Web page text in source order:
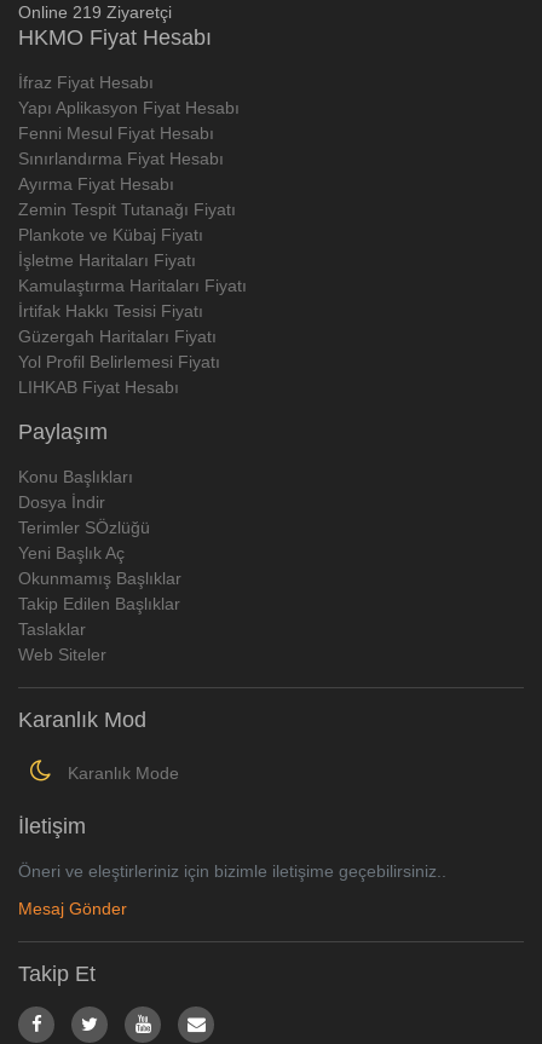
Online 219 Ziyaretçi
HKMO Fiyat Hesabı
İfraz Fiyat Hesabı
Yapı Aplikasyon Fiyat Hesabı
Fenni Mesul Fiyat Hesabı
Sınırlandırma Fiyat Hesabı
Ayırma Fiyat Hesabı
Zemin Tespit Tutanağı Fiyatı
Plankote ve Kübaj Fiyatı
İşletme Haritaları Fiyatı
Kamulaştırma Haritaları Fiyatı
İrtifak Hakkı Tesisi Fiyatı
Güzergah Haritaları Fiyatı
Yol Profil Belirlemesi Fiyatı
LIHKAB Fiyat Hesabı
Paylaşım
Konu Başlıkları
Dosya İndir
Terimler SÖzlüğü
Yeni Başlık Aç
Okunmamış Başlıklar
Takip Edilen Başlıklar
Taslaklar
Web Siteler
Karanlık Mod
Karanlık Mode
İletişim
Öneri ve eleştirleriniz için bizimle iletişime geçebilirsiniz..
Mesaj Gönder
Takip Et